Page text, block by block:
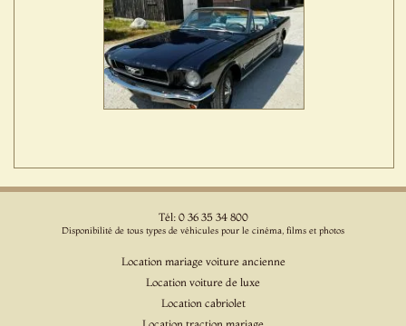
Tél: 0 36 35 34 800
Disponibilité de tous types de véhicules pour le cinéma, films et photos
Location mariage voiture ancienne
Location voiture de luxe
Location cabriolet